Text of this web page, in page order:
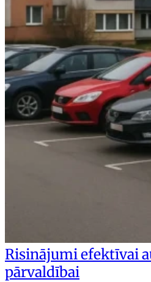
Risinājumi efektīvai
pārvaldībai